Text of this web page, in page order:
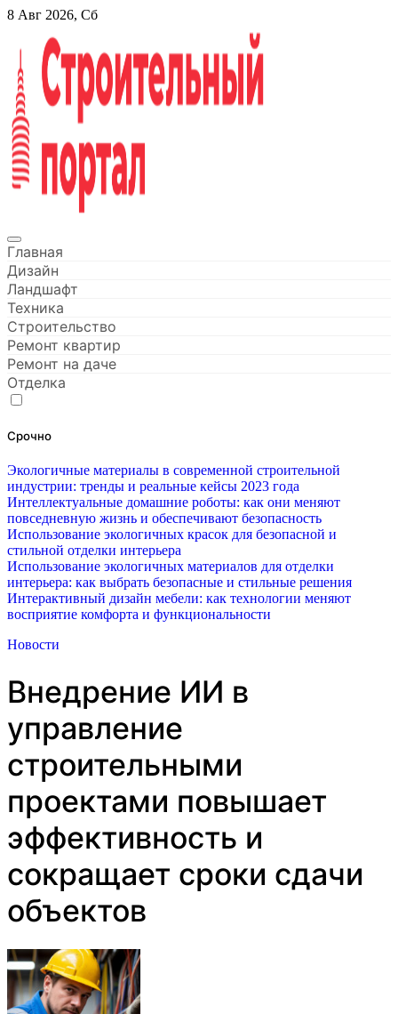
Перейти
содержанию
8 Авг 2026, Сб
Строительный портал
Главная
Дизайн
Ландшафт
Техника
Строительство
Ремонт квартир
Ремонт на даче
Отделка
Срочно
Экологичные материалы в современной строительной
индустрии: тренды и реальные кейсы 2023 года
Интеллектуальные домашние роботы: как они меняют
повседневную жизнь и обеспечивают безопасность
Использование экологичных красок для безопасной и
стильной отделки интерьера
Использование экологичных материалов для отделки
интерьера: как выбрать безопасные и стильные решения
Интерактивный дизайн мебели: как технологии меняют
восприятие комфорта и функциональности
Новости
Внедрение ИИ в
управление
строительными
проектами повышает
эффективность и
сокращает сроки сдачи
объектов